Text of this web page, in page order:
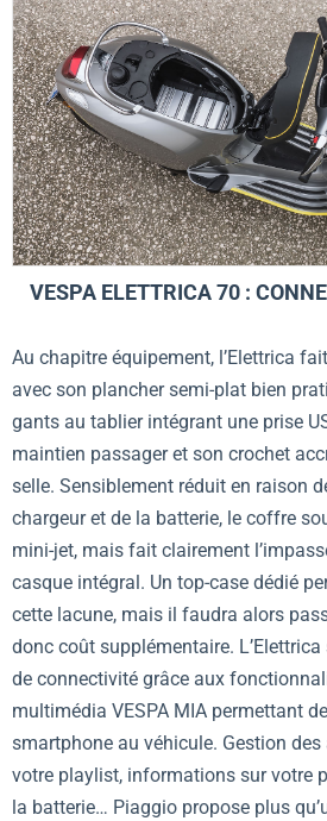
VESPA ELETTRICA 70 :
Au chapitre équipement, l’Elettrica
avec son plancher semi-plat bien
gants au tablier intégrant une prise
maintien passager et son crochet
selle. Sensiblement réduit en raison
chargeur et de la batterie, le coffre
mini-jet, mais fait clairement
casque intégral. Un top-case dédié
cette lacune, mais il faudra alors
donc coût supplémentaire.
de connectivité grâce aux
multimédia VESPA MIA permettant
smartphone au véhicule. Gestion
votre playlist, informations sur votre
la batterie… Piaggio propose plus